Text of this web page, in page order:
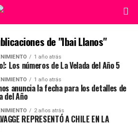
de "Ibai Llanos"
1 año atrás
Los números de La Velada del Año 5
1 año atrás
anuncia la fecha para los detalles de
del Año
2 años atrás
REPRESENTÓ A CHILE EN LA